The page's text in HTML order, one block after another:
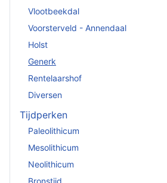
Vlootbeekdal
Voorsterveld - Annendaal
Holst
Generk
Rentelaarshof
Diversen
Tijdperken
Paleolithicum
Mesolithicum
Neolithicum
Bronstijd